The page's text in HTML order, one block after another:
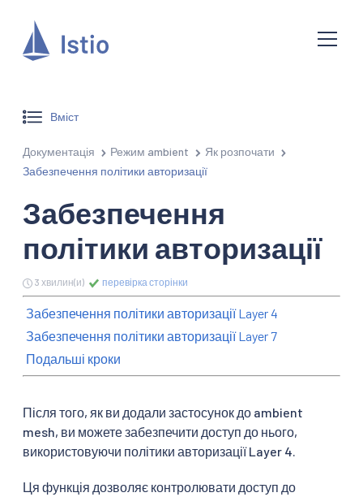
Вміст
Документація Режим ambient
Як розпочати
Забезпечення політики авторизації
Забезпечення
політики авторизації
3 хвилин(и) перевірка сторінки
Забезпечення політики авторизації Layer 4
Забезпечення політики авторизації Layer 7
Подальші кроки
Після того, як ви додали застосунок до ambient
mesh, ви можете забезпечити доступ до нього,
використовуючи політики авторизації Layer 4.
Ця функція дозволяє контролювати доступ до